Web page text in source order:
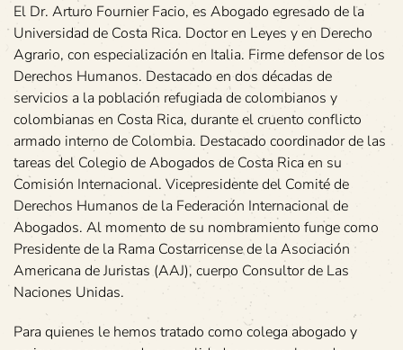
El Dr. Arturo Fournier Facio, es Abogado egresado de la
Universidad de Costa Rica. Doctor en Leyes y en Derecho
Agrario, con especialización en Italia. Firme defensor de los
Derechos Humanos. Destacado en dos décadas de
servicios a la población refugiada de colombianos y
colombianas en Costa Rica, durante el cruento conflicto
armado interno de Colombia. Destacado coordinador de las
tareas del Colegio de Abogados de Costa Rica en su
Comisión Internacional. Vicepresidente del Comité de
Derechos Humanos de la Federación Internacional de
Abogados. Al momento de su nombramiento funge como
Presidente de la Rama Costarricense de la Asociación
Americana de Juristas (AAJ), cuerpo Consultor de Las
Naciones Unidas.
Para quienes le hemos tratado como colega abogado y